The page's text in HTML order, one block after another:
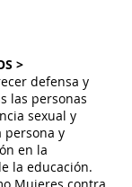
>
defensa y
las personas
sexual y
persona y
en la
la educación.